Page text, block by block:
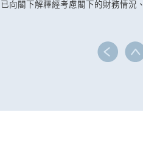
向閣下解釋經考慮閣下的財務情況、